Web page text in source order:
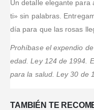
Un detalle elegante para
ti» sin palabras.
día para que las rosas
Prohíbase el expendio
edad. Ley 124 de 1994.
para la salud. Ley 30 de
TAMBIÉN TE